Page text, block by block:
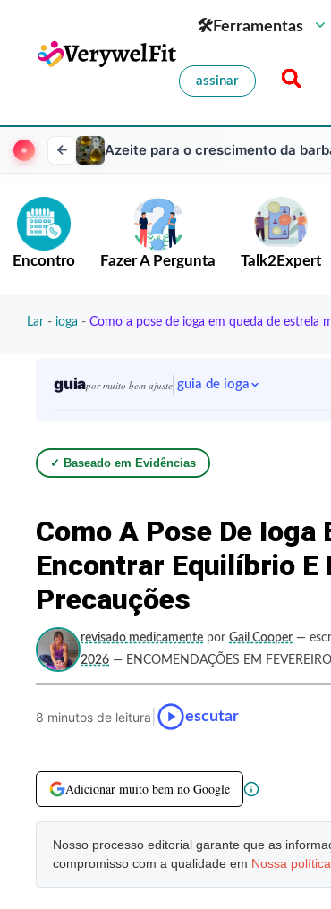
🛠Ferramentas
assinar
Azeite para o crescimento da
Encontro Fazer A Pergunta Talk2Expert
Lar - ioga - Como a pose de ioga em queda de estrela
guiapor muito bem ajuste guia de ioga
✓ Baseado em Evidências
Como A Pose De Ioga
Encontrar Equilíbrio E
Precauções
revisado medicamente por Gail Cooper —
2026 — ENCOMENDAÇÕES EM
8 minutos de leitura escutar
Adicionar muito bem no Google
Nosso processo editorial garante que as
compromisso com a qualidade em Nossa